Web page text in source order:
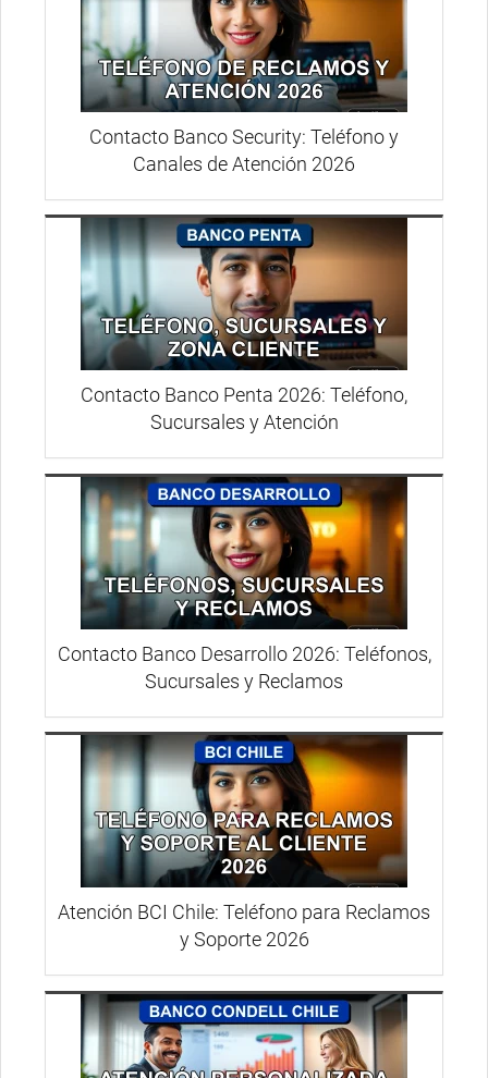
Contacto Banco Security: Teléfono y
Canales de Atención 2026
Contacto Banco Penta 2026: Teléfono,
Sucursales y Atención
Contacto Banco Desarrollo 2026: Teléfonos,
Sucursales y Reclamos
Atención BCI Chile: Teléfono para Reclamos
y Soporte 2026